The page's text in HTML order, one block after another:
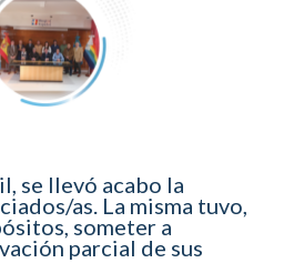
se llevó acabo la
as. La misma tuvo,
someter a
parcial de sus